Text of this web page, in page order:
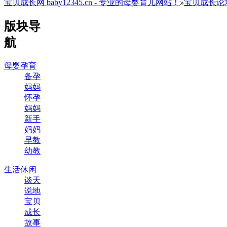
宝贝成长网 baby12345.cn - 专业的母婴育儿网站！ »宝贝成长论
版块导
航
母婴孕育
备孕
妈妈
怀孕
妈妈
新手
妈妈
早教
幼教
生活休闲
谈天
说地
宝贝
成长
故事